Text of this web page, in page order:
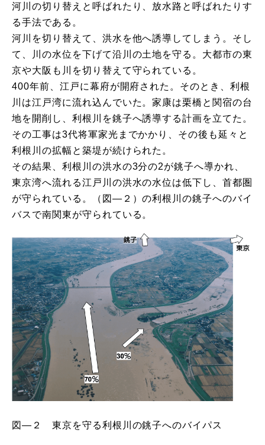
河川の切り替えと呼ばれたり、放水路と呼ばれたりす
る手法である。
河川を切り替えて、洪水を他へ誘導してしまう。そし
て、川の水位を下げて沿川の土地を守る。大都市の東
京や大阪も川を切り替えて守られている。
400年前、江戸に幕府が開府された。そのとき、利根
川は江戸湾に流れ込んでいた。家康は栗橋と関宿の台
地を開削し、利根川を銚子へ誘導する計画を立てた。
その工事は3代将軍家光までかかり、その後も延々と
利根川の拡幅と築堤が続けられた。
その結果、利根川の洪水の3分の2が銚子へ導かれ、
東京湾へ流れる江戸川の洪水の水位は低下し、首都圏
が守られている。（図―２）の利根川の銚子へのバイ
バスで南関東が守られている。
図―２ 東京を守る利根川の銚子へのバイパス